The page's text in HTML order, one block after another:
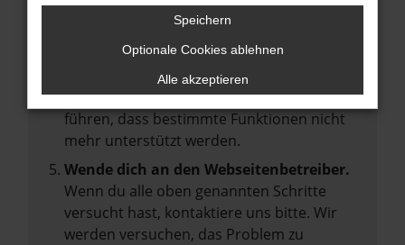
Stelle sicher, dass dein Browser und dein
Betriebssystem auf dem neuesten Stand
Veraltete Software birgt nicht nur ein
Sicherheitsrisiko, sondern kann auch dazu
führen, dass bestimmte Funktionen nicht
mehr unterstützt werden.
Wende dich an den Webseitenbetreiber.
Wenn du alle oben genannten Schritte
versucht hast, kontaktiere uns bitte. Wir
werden versuchen, das Problem zu
Speichern
Optionale Cookies ablehnen
Alle akzeptieren